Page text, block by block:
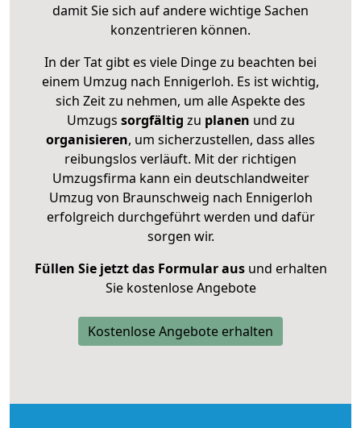
damit Sie sich auf andere wichtige Sachen
konzentrieren können.
In der Tat gibt es viele Dinge zu beachten bei
einem Umzug nach Ennigerloh. Es ist wichtig,
sich Zeit zu nehmen, um alle Aspekte des
Umzugs sorgfältig zu planen und zu
organisieren, um sicherzustellen, dass alles
reibungslos verläuft. Mit der richtigen
Umzugsfirma kann ein deutschlandweiter
Umzug von Braunschweig nach Ennigerloh
erfolgreich durchgeführt werden und dafür
sorgen wir.
Füllen Sie jetzt das Formular ausund erhalten
Sie kostenlose Angebote
Kostenlose Angebote erhalten